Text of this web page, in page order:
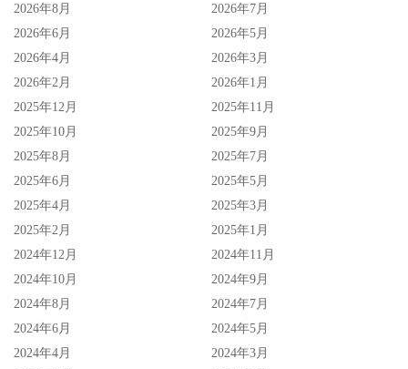
司》，揭露了美国制药史上最丑陋的事件之一，故事透过主
角菲尼克斯医生的观点，丝丝入扣、一层一层的揭开整个产
业为了利益掩盖真实使命与生命健康安全的真相。
拿下艾美奖迷你影集或电视电影最佳男主角，IMDb 维持在
8.6 高标范围，另外幕后团队更是华丽，由艾美奖常胜军丹
尼史壮（Danny Strong）主创，导演阵容也包括了《雨人》
（Rain Man）金奖导演巴瑞李文森（Barry Levinson）；正所
谓真实往往比虚构更让人难以置信，《毒疫》绝对值得你拨
出时间了解这事件背后的前因后果。
2026年8月
2026年7月
2026年6月
2026年5月
2026年4月
2026年3月
2026年2月
2026年1月
2025年12月
2025年11月
2025年10月
2025年9月
2025年8月
2025年7月
2025年6月
2025年5月
2025年4月
2025年3月
2025年2月
2025年1月
2024年12月
2024年11月
2024年10月
2024年9月
2024年8月
2024年7月
2024年6月
2024年5月
2024年4月
2024年3月